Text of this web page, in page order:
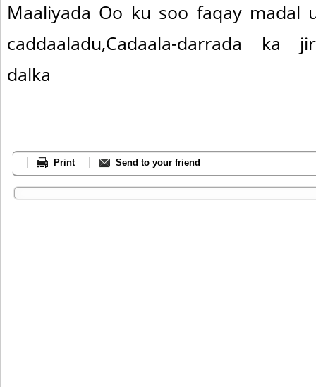
Maaliyada Oo ku soo faqay madal
caddaaladu,Cadaala-darrada ka
dalka
Print Send to your friend